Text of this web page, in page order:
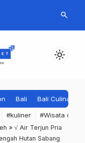
search
light_mode
Bali Bali Culinary
#kuliner #Wisata dan
» √ Air Terjun Pria
Hutan Sabang